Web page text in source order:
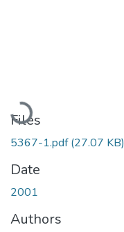
Loading...
Files
5367-1.pdf(27.07 KB)
Date
2001
Authors